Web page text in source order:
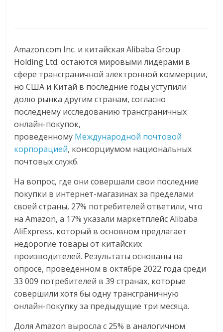
Amazon.com Inc. и китайская Alibaba Group
Holding Ltd. остаются мировыми лидерами в
сфере трансграничной электронной коммерции,
но США и Китай в последние годы уступили
долю рынка другим странам, согласно
последнему исследованию трансграничных
онлайн-покупок,
проведенному Международной почтовой
корпорацией, консорциумом национальных
почтовых служб.
На вопрос, где они совершали свои последние
покупки в интернет-магазинах за пределами
своей страны, 27% потребителей ответили, что
на Amazon, а 17% указали маркетплейс Alibaba
AliExpress, который в основном предлагает
недорогие товары от китайских
производителей. Результаты основаны на
опросе, проведенном в октябре 2022 года среди
33 009 потребителей в 39 странах, которые
совершили хотя бы одну трансграничную
онлайн-покупку за предыдущие три месяца.
Доля Amazon выросла с 25% в аналогичном